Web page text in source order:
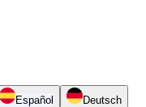
Español
Deutsch